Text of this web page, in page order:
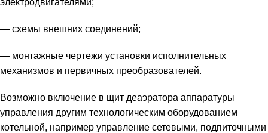
— схемы внешних соединений;
— монтажные чертежи установки исполнительных
механизмов и первичных преобразователей.
Возможно включение в щит деаэратора аппаратуры
управления другим технологическим оборудованием
котельной, например управление сетевыми, подпиточными